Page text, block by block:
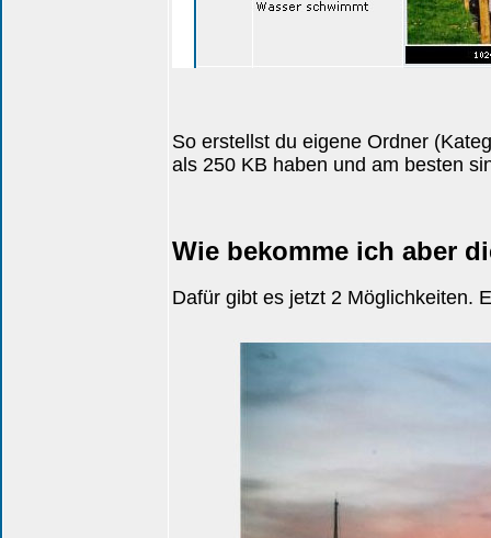
So erstellst du eigene Ordner
als 250 KB haben und am besten
Wie bekomme ich aber
Dafür gibt es jetzt 2 Möglichkeiten.